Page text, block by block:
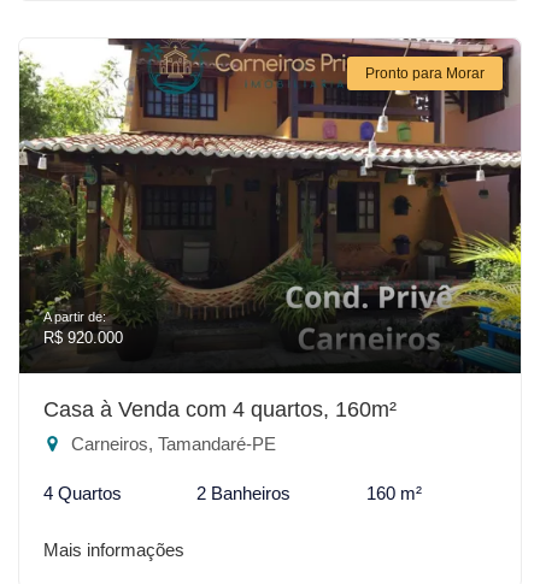
Pronto para Morar
A partir de:
R$ 920.000
Casa à Venda com 4 quartos, 160m²
Carneiros, Tamandaré-PE
4 Quartos 2 Banheiros 160 m²
Mais informações